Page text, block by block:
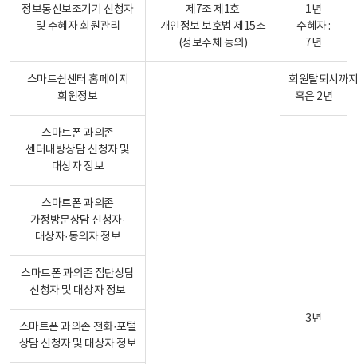
정보통신보조기기 신청자
및 수혜자 회원관리
제7조 제1호
개인정보 보호법 제15조
(정보주체 동의)
1년
수혜자 :
7년
스마트쉼센터 홈페이지
회원정보
회원탈퇴시까
혹은 2년
스마트폰 과의존
센터내방상담 신청자 및
대상자 정보
3년
스마트폰 과의존
가정방문상담 신청자·
대상자·동의자 정보
스마트폰 과의존 집단상담
신청자 및 대상자 정보
스마트폰 과의존 전화·포털
상담 신청자 및 대상자 정보